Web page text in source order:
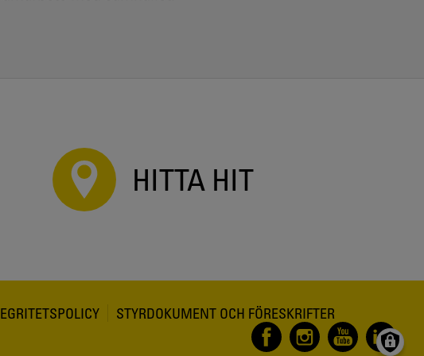
HITTA HIT
STYRDOKUMENT OCH FÖRESKRIFTER